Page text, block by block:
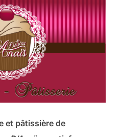
et pâtissière de